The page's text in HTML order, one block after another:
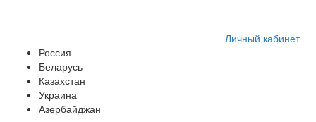
Личный кабинет
Россия
Беларусь
Казахстан
Украина
Азербайджан